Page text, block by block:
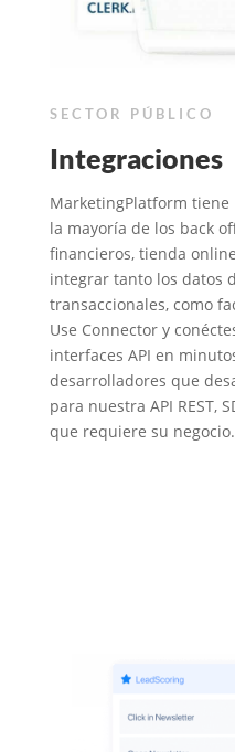
SECTOR PÚBLICO
Integraciones
MarketingPlatform
la mayoría de los back
financieros, tienda
integrar tanto los datos
transaccionales, como
Use Connector y
interfaces API en
desarrolladores que
para nuestra API REST,
que requiere su negocio.